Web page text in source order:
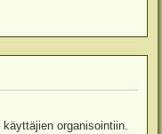
organisointiin.